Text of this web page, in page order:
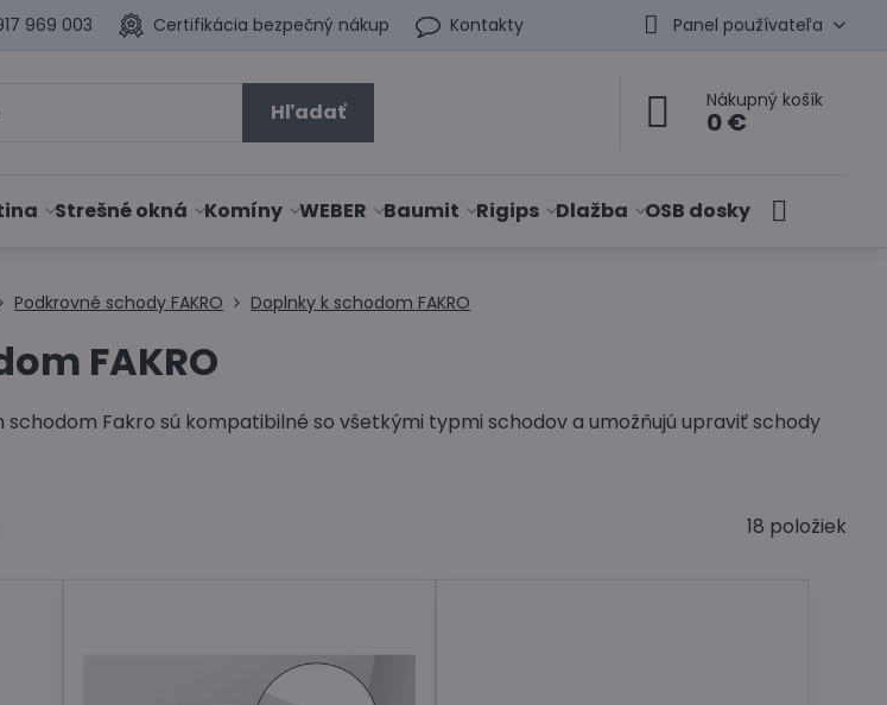
969 003 Certifikácia bezpečný nákup Kontakty Panel používateľa
Hľadať Nákupný košík
0 €
Strešné okná Komíny WEBER Baumit Rigips Dlažba OSB dosky
Podkrovné schody FAKRO Doplnky k schodom FAKRO
FAKRO
Fakro sú kompatibilné so všetkými typmi schodov a umožňujú upraviť schody
18 položiek